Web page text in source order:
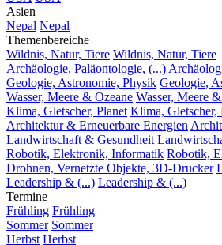
Asien
Nepal Nepal
Themenbereiche
Wildnis, Natur, Tiere Wildnis, Natur, Tiere
Archäologie, Paläontologie, (...)
Geologie, Astronomie, Physik Geologie,
Wasser, Meere & Ozeane Wasser, Meere
Klima, Gletscher, Planet Klima, Gletscher,
Architektur & Erneuerbare Energien
Landwirtschaft & Gesundheit
Robotik, Elektronik, Informatik Robotik,
Drohnen, Vernetzte Objekte, 3D-Drucker
Leadership & (...) Leadership & (...)
Termine
Frühling Frühling
Sommer Sommer
Herbst Herbst